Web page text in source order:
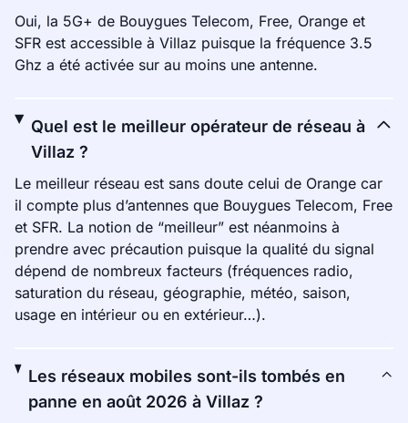
Oui, la 5G+ de Bouygues Telecom, Free, Orange et
SFR est accessible à Villaz puisque la fréquence 3.5
Ghz a été activée sur au moins une antenne.
Quel est le meilleur opérateur de réseau à
Villaz ?
Le meilleur réseau est sans doute celui de Orange car
il compte plus d’antennes que Bouygues Telecom, Free
et SFR. La notion de “meilleur” est néanmoins à
prendre avec précaution puisque la qualité du signal
dépend de nombreux facteurs (fréquences radio,
saturation du réseau, géographie, météo, saison,
usage en intérieur ou en extérieur…).
Les réseaux mobiles sont-ils tombés en
panne en août 2026 à Villaz ?